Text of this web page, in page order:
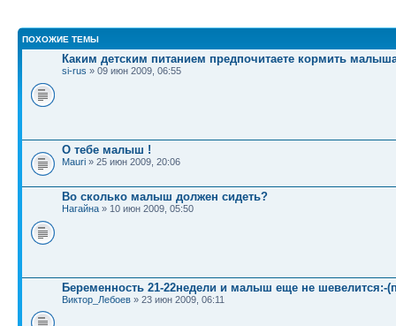
ПОХОЖИЕ ТЕМЫ
Каким детским питанием предпочитаете кормить
si-rus » 09 июн 2009, 06:55
О тебе малыш !
Mauri » 25 июн 2009, 20:06
Во сколько малыш должен сидеть?
Нагайна » 10 июн 2009, 05:50
Беременность 21-22недели и малыш еще не шевелится:-
Виктор_Лебоев » 23 июн 2009, 06:11